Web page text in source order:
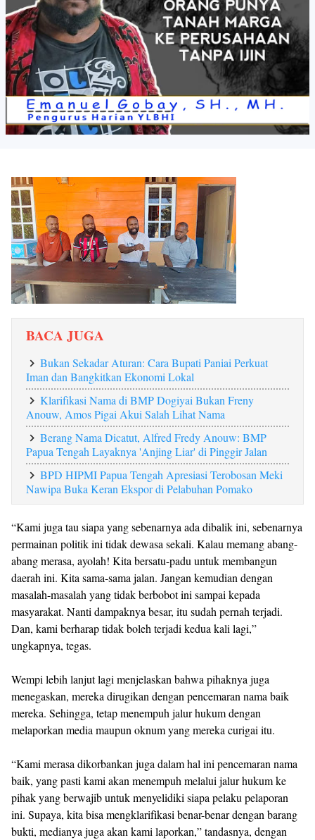
BACA JUGA
Bukan Sekadar Aturan: Cara Bupati Paniai Perkuat
Iman dan Bangkitkan Ekonomi Lokal‎
Klarifikasi Nama di BMP Dogiyai Bukan Freny
Anouw, Amos Pigai Akui Salah Lihat Nama
Berang Nama Dicatut, Alfred Fredy Anouw: BMP
Papua Tengah Layaknya 'Anjing Liar' di Pinggir Jalan
BPD HIPMI Papua Tengah Apresiasi Terobosan Meki
Nawipa Buka Keran Ekspor di Pelabuhan Pomako
“Kami juga tau siapa yang sebenarnya ada dibalik ini, sebenarnya
permainan politik ini tidak dewasa sekali. Kalau memang abang-
abang merasa, ayolah! Kita bersatu-padu untuk membangun
daerah ini. Kita sama-sama jalan. Jangan kemudian dengan
masalah-masalah yang tidak berbobot ini sampai kepada
masyarakat. Nanti dampaknya besar, itu sudah pernah terjadi.
Dan, kami berharap tidak boleh terjadi kedua kali lagi,”
ungkapnya, tegas.
Wempi lebih lanjut lagi menjelaskan bahwa pihaknya juga
menegaskan, mereka dirugikan dengan pencemaran nama baik
mereka. Sehingga, tetap menempuh jalur hukum dengan
melaporkan media maupun oknum yang mereka curigai itu.
“Kami merasa dikorbankan juga dalam hal ini pencemaran nama
baik, yang pasti kami akan menempuh melalui jalur hukum ke
pihak yang berwajib untuk menyelidiki siapa pelaku pelaporan
ini. Supaya, kita bisa mengklarifikasi benar-benar dengan barang
bukti, medianya juga akan kami laporkan,” tandasnya, dengan